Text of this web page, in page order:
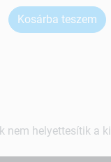
Kosárba teszem
nem helyettesítik a